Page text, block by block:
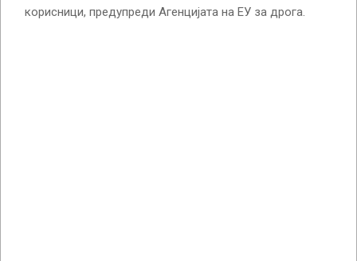
корисници, предупреди Агенцијата на ЕУ за дрога.